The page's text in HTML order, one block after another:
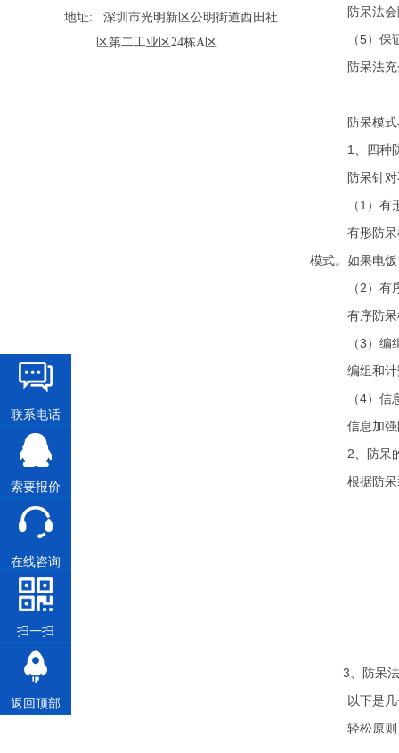
地址: 深圳市光明新区公明街道西田社
区第二工业区24栋A区
防呆法
（5）保
防呆法
防呆模
1
、四种
防呆针
（1）有
有形防
模式。如果电
（2）有
有序防
（3）
编组和
（4）信
信息加
2 、防呆
根据防
3 、防呆
以下是
轻松原则
联系电话
索要报价
在线咨询
扫一扫
返回顶部